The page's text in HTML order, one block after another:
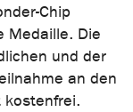
Chip
Medaille. Die
und der
an den
kostenfrei.